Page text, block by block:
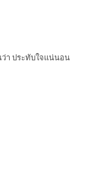
า ประทับใจแน่นอน